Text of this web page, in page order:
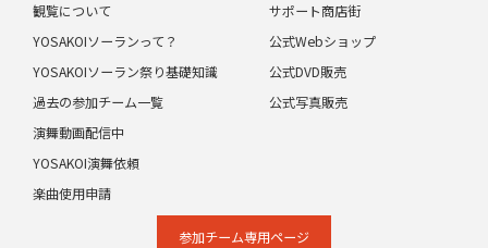
観覧について
サポート商店街
YOSAKOIソーランって？
YOSAKOIソーラン祭り基礎知識
過去の参加チーム一覧
演舞動画配信中
公式Webショップ
公式DVD販売
公式写真販売
YOSAKOI演舞依頼
楽曲使用申請
参加チーム専⽤ページ